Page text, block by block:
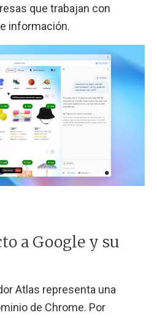
que trabajan con
información.
a Google y su
Atlas representa una
de Chrome. Por